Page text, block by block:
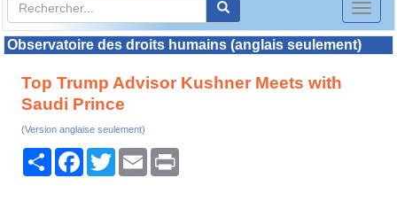
Toggle
Observatoire des droits humains (anglais seulement)
Top Trump Advisor Kushner Meets with
Saudi Prince
(Version anglaise seulement)
PartagerFacebook
TwitterEmail